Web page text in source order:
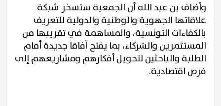
وأضاف بن عبد الله أن الجمعية ستسخر شبكة
علاقاتها الجهوية والوطنية والدولية للتعريف
بالكفاءات التونسية، والمساهمة في تقريبها من
المستثمرين والشركاء، بما يفتح آفاقا جديدة أمام
الطلبة والباحثين لتحويل أفكارهم ومشاريعهم إلى
فرص اقتصادية.